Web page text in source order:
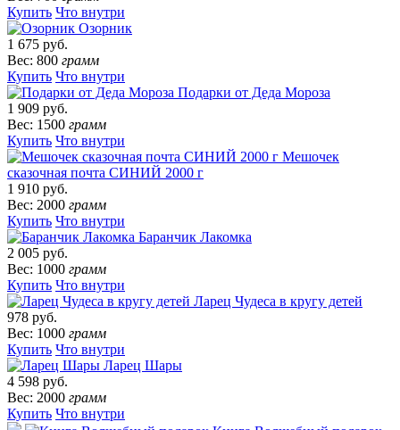
Купить Что внутри
Озорник
1 675 руб.
Вес: 800 грамм
Купить Что внутри
Подарки от Деда Мороза
1 909 руб.
Вес: 1500 грамм
Купить Что внутри
Мешочек
сказочная почта СИНИЙ 2000 г
1 910 руб.
Вес: 2000 грамм
Купить Что внутри
Баранчик Лакомка
2 005 руб.
Вес: 1000 грамм
Купить Что внутри
Ларец Чудеса в кругу детей
978 руб.
Вес: 1000 грамм
Купить Что внутри
Ларец Шары
4 598 руб.
Вес: 2000 грамм
Купить Что внутри